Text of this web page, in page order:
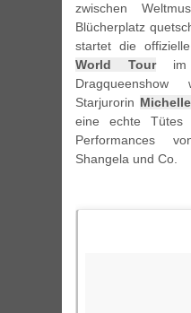
zwischen
Blücherplatz
startet die offizielle
World Tourim
Starjurorin
eine echte Tütes
Performances
Shangela und Co.